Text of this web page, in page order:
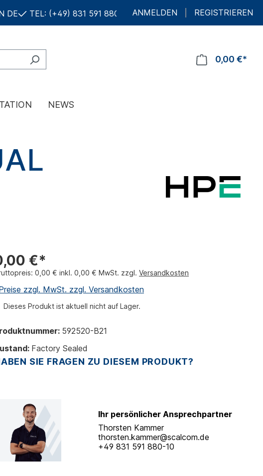
DE TEL: (+49) 831 591 880 10 ANMELDEN REGISTRIEREN
0,00 €*
NEWS
€*
0,00 € inkl. 0,00 € MwSt. zzgl. Versandkosten
zzgl. MwSt. zzgl. Versandkosten
Dieses Produkt ist aktuell nicht auf Lager.
592520-B21
Factory Sealed
SIE FRAGEN ZU DIESEM PRODUKT?
Ihr persönlicher Ansprechpartner
Thorsten Kammer
thorsten.kammer@scalcom.de
+49 831 591 880-10